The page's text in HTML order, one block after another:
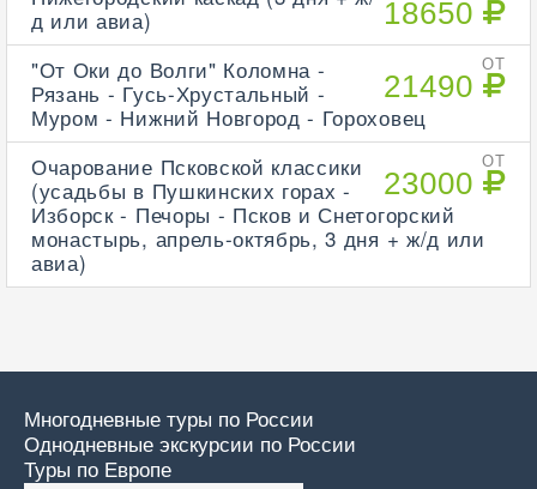
18650
д или авиа)
ОТ
21490
"От Оки до Волги" Коломна -
Рязань - Гусь-Хрустальный -
Муром - Нижний Новгород - Гороховец
ОТ
23000
Очарование Псковской классики
(усадьбы в Пушкинских горах -
Изборск - Печоры - Псков и Снетогорский
монастырь, апрель-октябрь, 3 дня + ж/д или
авиа)
Многодневные туры по России
Однодневные экскурсии по России
Туры по Европе